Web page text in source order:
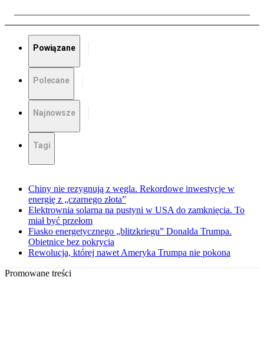
Powiązane
Polecane
Najnowsze
Tagi
Chiny nie rezygnują z węgla. Rekordowe inwestycje w
energię z „czarnego złota”
Elektrownia solarna na pustyni w USA do zamknięcia. To
miał być przełom
Fiasko energetycznego „blitzkriegu” Donalda Trumpa.
Obietnice bez pokrycia
Rewolucja, której nawet Ameryka Trumpa nie pokona
Promowane treści